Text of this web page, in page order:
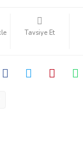
Tavsiye Et